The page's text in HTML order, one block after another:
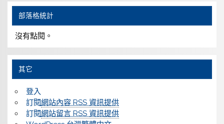
部落格統計
沒有點閱。
其它
登入
訂閱網站內容 RSS 資訊提供
訂閱網站留言 RSS 資訊提供